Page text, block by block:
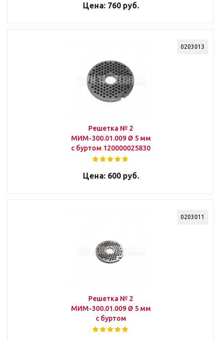
760 руб.
0203013
Решетка № 2
МИМ-300.01.009 Ø 5 мм
с буртом 120000025830
600 руб.
0203011
Решетка № 2
МИМ-300.01.009 Ø 5 мм
с буртом